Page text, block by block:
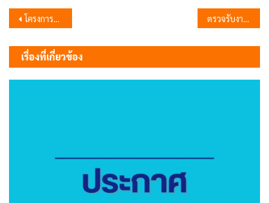
แนะแนว
เรื่อง
โครงการฝึกอบรมอาสาสมัครป้องกันภัยฝ่ายพลเรือน (อปพร.) หลักสูตรทบทวน ตรวจรับงานโครงการติดตั้งเสาไฟและโคมไฟถนนแสงสว่างระบบโซล่าเซลล์
เรื่องที่เกี่ยวข้อง